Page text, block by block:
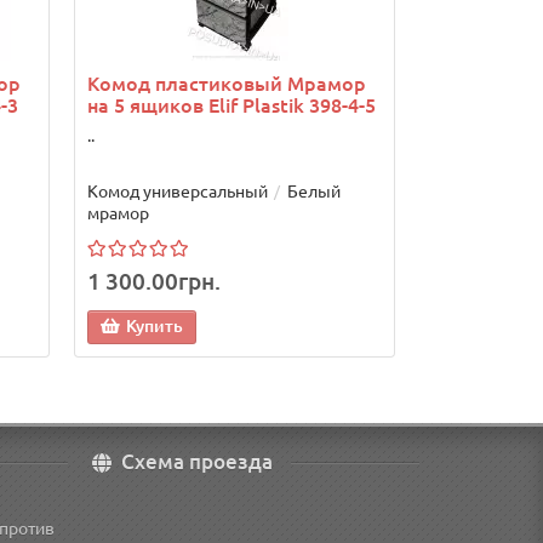
3
Комод пластиковый Мрамор
на 5 ящиков Elif Plastik 398-4-5
..
Комод универсальный
Белый
мрамор
1 300.00грн.
Купить
Схема проезда